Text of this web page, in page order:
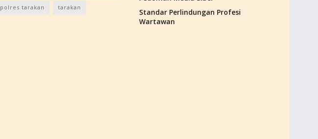
polres tarakan tarakan
Standar Perlindungan Profesi
Wartawan